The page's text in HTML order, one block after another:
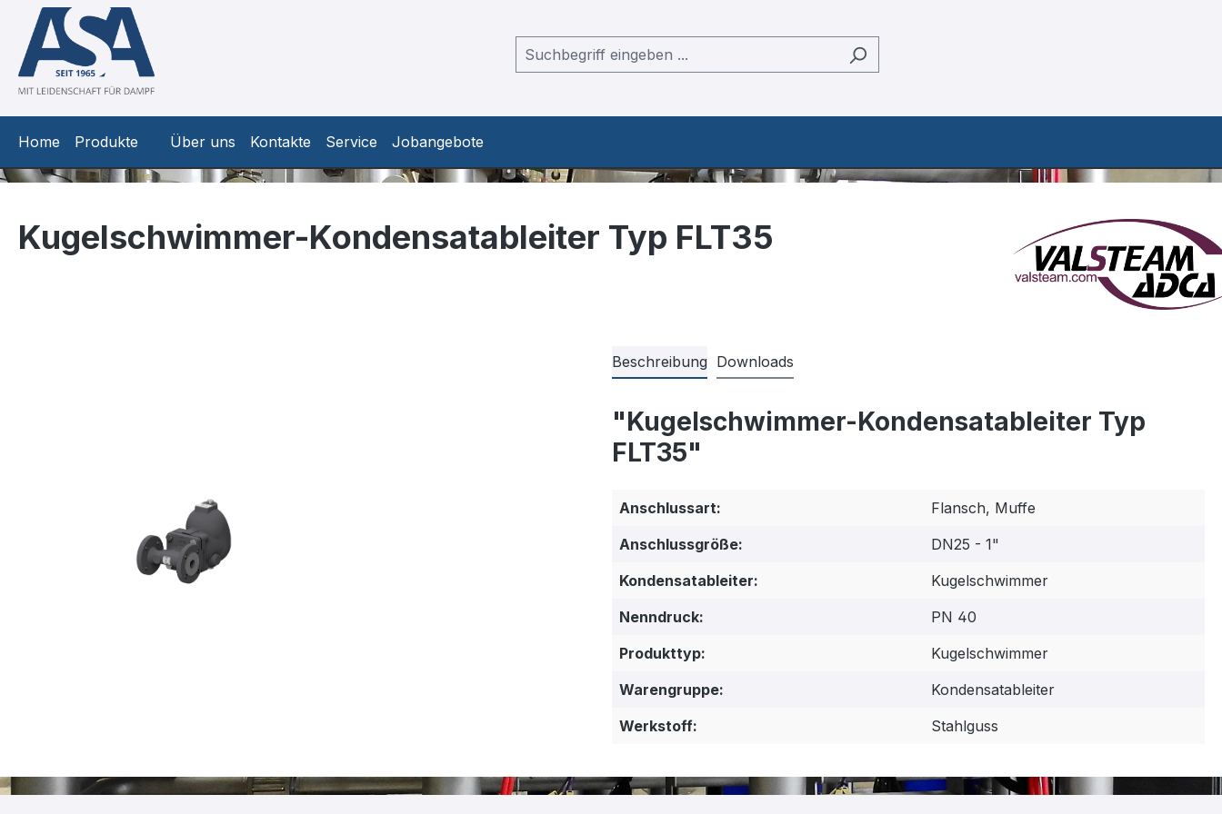
Hauptinhalt springen
Zur Suche springen
Zur Hauptnavigation springen
Home Produkte Über uns Kontakte Service Jobangebote
Kugelschwimmer-Kondensatableiter Typ FLT35
Beschreibung Downloads
"Kugelschwimmer-Kondensatableiter Typ
FLT35"
Anschlussart:
Flansch, Muffe
Anschlussgröße:
DN25 - 1"
Kondensatableiter:
Kugelschwimmer
Nenndruck:
PN 40
Produkttyp:
Kugelschwimmer
Warengruppe:
Kondensatableiter
Werkstoff:
Stahlguss